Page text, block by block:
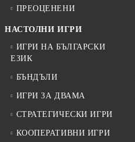
ПРЕОЦЕНЕНИ
НАСТОЛНИ ИГРИ
ИГРИ НА БЪЛГАРСКИ
ЕЗИК
БЪНДЪЛИ
ИГРИ ЗА ДВАМА
СТРАТЕГИЧЕСКИ ИГРИ
КООПЕРАТИВНИ ИГРИ